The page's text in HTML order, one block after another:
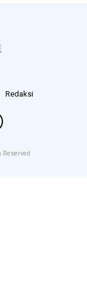
Redaksi
Reserved